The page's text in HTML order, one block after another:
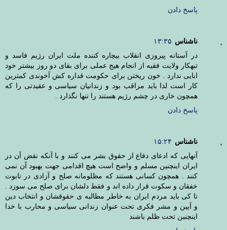
پاسخ دادن
ناشناس ۱۳:۳۵
در آستانه پیروزی انقلاب بیچاره کننده ملت ایران رژیم فاسد و
تبهکار ولایت فقیه از انجام هیج عملی برای بقای دو روز بیشتر خود
ابایی ندارد . خون ریختن برای حکومت قداره کش آخوندی کمترین
کار است لذا باید مراقب بود و زندانیان سیاسی و عقیدتی را که
همچون خاری در چشم رژیم هستند را تنها نگذارد .
پاسخ دادن
ناشناس ۱۵:۲۴
آنهایی که ادعای دفاع از حقوق بشر می کنند و با آنکه نقض آن در
ایران اینچنین مسلم و واضح است هیچ اقدامی جهت بهبود آن نمی
کنند . همچون کسانی هستند که مظلومانه صلح و آزادی در تابوت
خفقان و سکوت قرار داده اند و فقط دلشان برای صلح می سوزد .
تا کی باید مردم ایران به خاطر مطالبه ی حقوقشان و انتخاب دین
و آیین و مشر فکری تحت عنوان زندانی سیاسی و محارب با خدا
اینچنین تحت ظلم باشند